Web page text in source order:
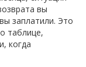
вы
заплатили. Это
таблице,
когда